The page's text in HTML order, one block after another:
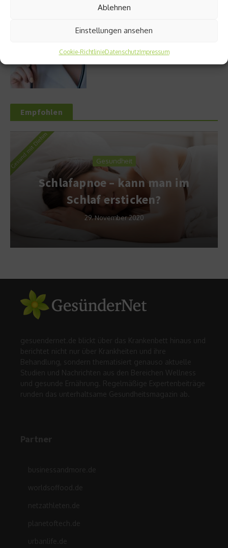
Ablehnen
Einstellungen ansehen
Cookie-RichtlinieDatenschutzImpressum
Ursachen und Hilfe
Empfohlen
Gesundheit
Schlafapnoe – kann man im
Schlaf ersticken?
29. November 2020
gesuendernet.de blickt über das Krankenbett hinaus und
berichtet nicht nur über Krankheiten und ihre
Behandlung, sondern thematisiert genauso aktuelle
Studien und Nachrichten aus den Bereichen Wellness
und gesunde Ernährung. Regelmäßige Expertenbeiträge
runden das unterhaltsame Gesundheitsmagazin ab.
Partner
businessandmore.de
worldsoffood.de
netzathleten.de
planetoftech.de
urbanlife.de